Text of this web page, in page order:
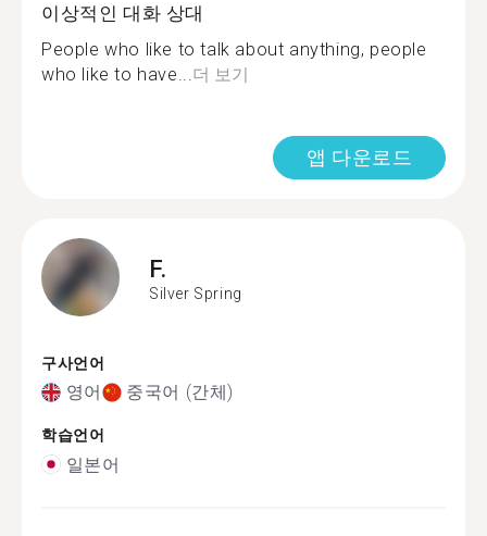
이상적인 대화 상대
People who like to talk about anything, people
who like to have... 더 보기
앱 다운로드
F.
Silver Spring
구사언어
영어 중국어 (간체)
학습언어
일본어